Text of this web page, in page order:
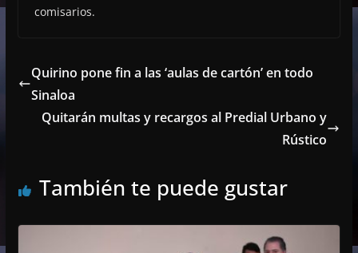
comisarios.
Quirino pone fin a las ‘aulas de cartón’ en todo
Sinaloa
Quitarán multas y recargos al Predial Urbano y
Rústico
También te puede gustar